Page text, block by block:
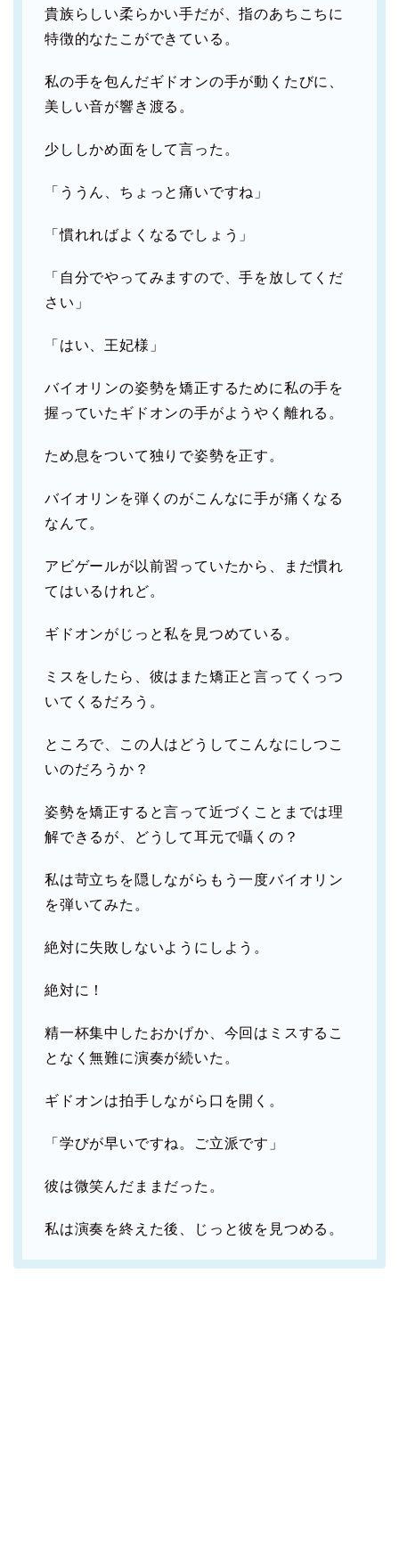
貴族らしい柔らかい手だが、指のあちこちに
特徴的なたこができている。
私の手を包んだギドオンの手が動くたびに、
美しい音が響き渡る。
少ししかめ面をして言った。
「ううん、ちょっと痛いですね」
「慣れればよくなるでしょう」
「自分でやってみますので、手を放してくだ
さい」
「はい、王妃様」
バイオリンの姿勢を矯正するために私の手を
握っていたギドオンの手がようやく離れる。
ため息をついて独りで姿勢を正す。
バイオリンを弾くのがこんなに手が痛くなる
なんて。
アビゲールが以前習っていたから、まだ慣れ
てはいるけれど。
ギドオンがじっと私を見つめている。
ミスをしたら、彼はまた矯正と言ってくっつ
いてくるだろう。
ところで、この人はどうしてこんなにしつこ
いのだろうか？
姿勢を矯正すると言って近づくことまでは理
解できるが、どうして耳元で囁くの？
私は苛立ちを隠しながらもう一度バイオリン
を弾いてみた。
絶対に失敗しないようにしよう。
絶対に！
精一杯集中したおかげか、今回はミスするこ
となく無難に演奏が続いた。
ギドオンは拍手しながら口を開く。
「学びが早いですね。ご立派です」
彼は微笑んだままだった。
私は演奏を終えた後、じっと彼を見つめる。